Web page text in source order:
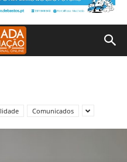
Comunicados